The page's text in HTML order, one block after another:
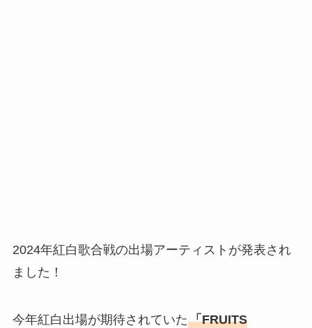
2024年紅白歌合戦の出場アーティストが発表され
ました！
今年紅白出場が期待されていた「FRUITS